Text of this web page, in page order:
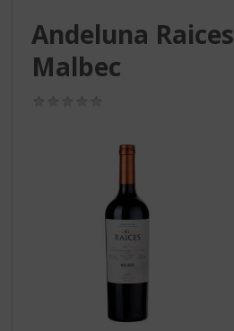
Andeluna Raices
Malbec